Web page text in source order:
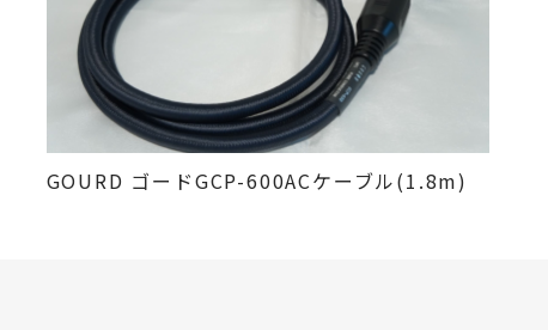
GOURD ゴードGCP-600ACケーブル(1.8m)